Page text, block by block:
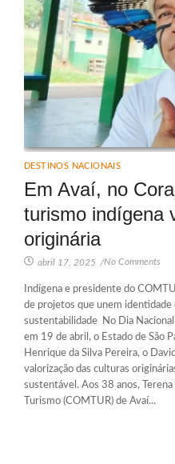
DESTINOS NACIONAIS
Em Avaí, no
turismo indígena
originária
abril 17, 2025 /No Comments
Indígena e presidente do
de projetos que unem identidade
sustentabilidade No Dia
em 19 de abril, o Estado de São
Henrique da Silva Pereira, o
valorização das culturas
sustentável. Aos 38 anos,
Turismo (COMTUR) de Avaí...